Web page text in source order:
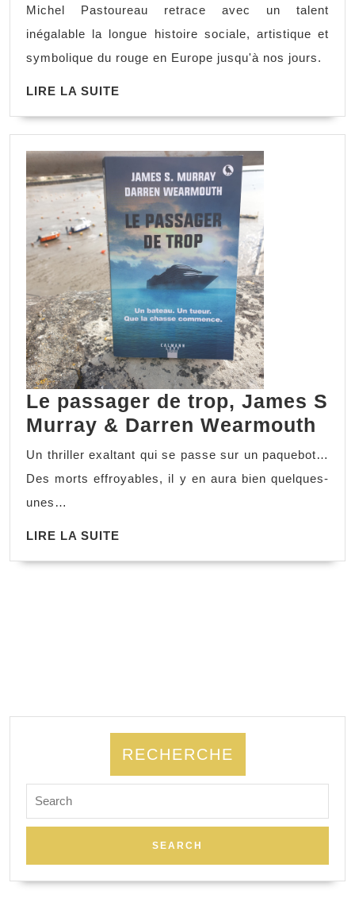
Michel Pastoureau retrace avec un talent
inégalable la longue histoire sociale, artistique et
symbolique du rouge en Europe jusqu'à nos jours.
LIRE LA SUITE
Le passager de trop, James S
Murray & Darren Wearmouth
Un thriller exaltant qui se passe sur un paquebot…
Des morts effroyables, il y en aura bien quelques-
unes…
LIRE LA SUITE
RECHERCHE